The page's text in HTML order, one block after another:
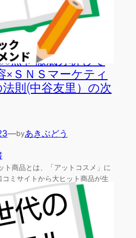
点を徹底分析して
×ＳＮＳマーケティ
法則(中谷友里）の次
—byあきぶどう
ト商品とは、「アットコスメ」に
ミサイトから大ヒット商品が生